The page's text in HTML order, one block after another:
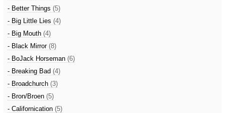
- Better Things (5)
- Big Little Lies (4)
- Big Mouth (4)
- Black Mirror (8)
- BoJack Horseman (6)
- Breaking Bad (4)
- Broadchurch (3)
- Bron/Broen (5)
- Californication (5)